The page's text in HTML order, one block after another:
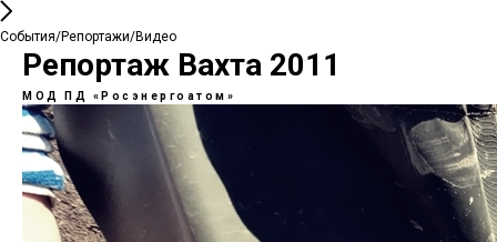
События/Репортажи/Видео
Репортаж Вахта 2011
МОД ПД «Росэнергоатом»